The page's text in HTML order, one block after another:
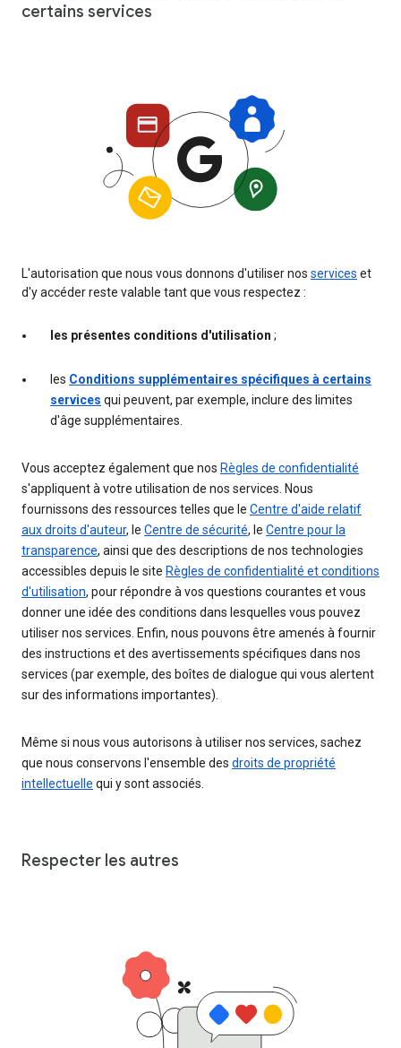
certains services
L'autorisation que nous vous donnons d'utiliser nos services et
d'y accéder reste valable tant que vous respectez :
les présentes conditions d'utilisation ;
les Conditions supplémentaires spécifiques à certains
services qui peuvent, par exemple, inclure des limites
d'âge supplémentaires.
Vous acceptez également que nos Règles de confidentialité
s'appliquent à votre utilisation de nos services. Nous
fournissons des ressources telles que le Centre d'aide relatif
aux droits d'auteur, le Centre de sécurité, le Centre pour la
transparence, ainsi que des descriptions de nos technologies
accessibles depuis le site Règles de confidentialité et conditions
d'utilisation, pour répondre à vos questions courantes et vous
donner une idée des conditions dans lesquelles vous pouvez
utiliser nos services. Enfin, nous pouvons être amenés à fournir
des instructions et des avertissements spécifiques dans nos
services (par exemple, des boîtes de dialogue qui vous alertent
sur des informations importantes).
Même si nous vous autorisons à utiliser nos services, sachez
que nous conservons l'ensemble des droits de propriété
intellectuelle qui y sont associés.
Respecter les autres